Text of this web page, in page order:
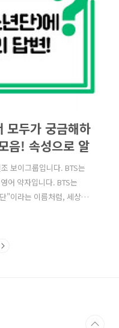
참여하지 않았으며, 그 정체
나카모토의 정체에 대한 여
모두가 궁금해하
음! 속성으로 알
보이그룹입니다. BTS는
어 약자입니다. BTS는
"이라는 이름처럼, 세상의
고 있습니다. BTS의 멤버
인 보컬입니다. 슈가는 메